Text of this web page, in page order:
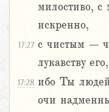
милостиво,
искренно,
17:27 с чистым –
лукавству его,
17:28 ибо Ты
очи